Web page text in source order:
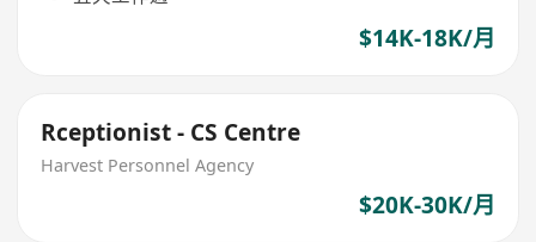
$14K-18K/月
Rceptionist - CS Centre
Harvest Personnel Agency
$20K-30K/月